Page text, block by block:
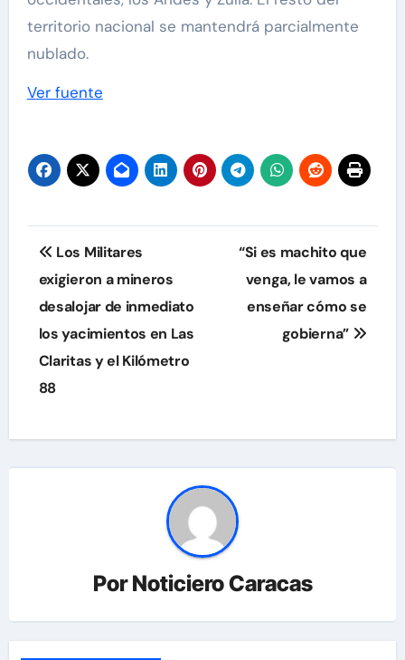
territorio nacional se mantendrá parcialmente
nublado.
Ver fuente
Navegación
de
entradas
Los Militares
exigieron a mineros
desalojar de inmediato
los yacimientos en Las
Claritas y el Kilómetro
88
“Si es machito que
venga, le vamos a
enseñar cómo se
gobierna”
PorNoticiero Caracas